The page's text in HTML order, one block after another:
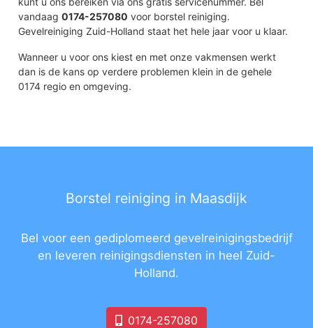
vandaag0174-257080 voor borstel reiniging.
Gevelreiniging Zuid-Holland staat het hele jaar voor u klaar.
Wanneer u voor ons kiest en met onze vakmensen werkt
dan is de kans op verdere problemen klein in de gehele
0174 regio en omgeving.
Borstel reiniging in Maasdijk
Bel voor een gediplomeerd gevelreinigingsbedrijf
en leveren reinigingsdiensten in heel Zuid-
Holland.
0174-257080